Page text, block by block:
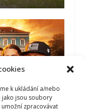
k ukládání a/nebo
jako jsou soubory
zpracovávat